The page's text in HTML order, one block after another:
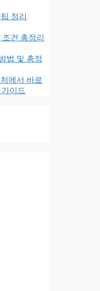
정리
건 총정리
법 및 총정
에서 바로
이드